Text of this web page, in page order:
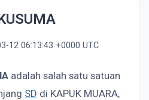
12 06:13:43 +0000 UTC
adalah salah satu satuan
SD di KAPUK MUARA,